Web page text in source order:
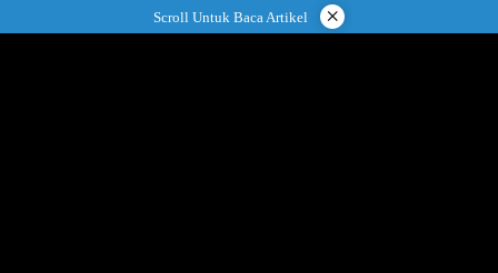
ke
Scroll Untuk Baca Artikel ×